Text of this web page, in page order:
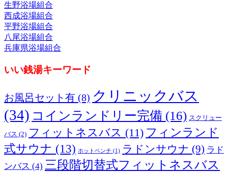
生野浴場組合
西成浴場組合
平野浴場組合
八尾浴場組合
兵庫県浴場組合
いい銭湯キーワード
お風呂セット有 (8) クリニックバス
(34) コインランドリー完備 (16) スクリュー
バス (2) フィットネスバス (11) フィンランド
式サウナ (13) ホットベンチ (1) ラドンサウナ (9) ラド
ンバス (4) 三段階切替式フィットネスバス